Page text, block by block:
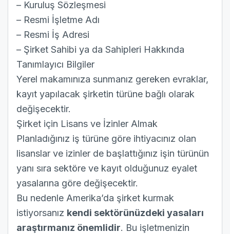
– Kuruluş Sözleşmesi
– Resmi İşletme Adı
– Resmi İş Adresi
– Şirket Sahibi ya da Sahipleri Hakkında
Tanımlayıcı Bilgiler
Yerel makamınıza sunmanız gereken evraklar,
kayıt yapılacak şirketin türüne bağlı olarak
değişecektir.
Şirket için Lisans ve İzinler Almak
Planladığınız iş türüne göre ihtiyacınız olan
lisanslar ve izinler de başlattığınız işin türünün
yanı sıra sektöre ve kayıt olduğunuz eyalet
yasalarına göre değişecektir.
Bu nedenle Amerika’da şirket kurmak
istiyorsanız kendi sektörünüzdeki yasaları
araştırmanız önemlidir. Bu işletmenizin